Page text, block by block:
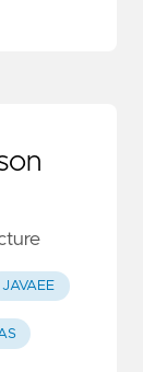
JAVAEE